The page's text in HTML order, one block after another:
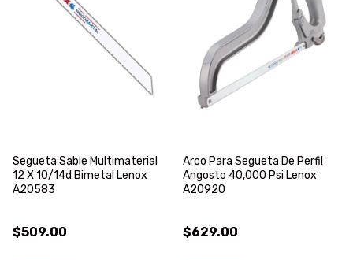
Segueta Sable Multimaterial
12 X 10/14d Bimetal Lenox
A20583
$509.00
Arco Para Segueta De Perfil
Angosto 40,000 Psi Lenox
A20920
$629.00